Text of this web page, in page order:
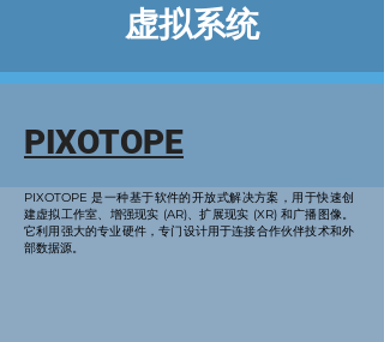
虚拟系统
PIXOTOPE
PIXOTOPE 是一种基于软件的开放式解决方案，用于快速创
建虚拟工作室、增强现实 (AR)、扩展现实 (XR) 和广播图像。
它利用强大的专业硬件，专门设计用于连接合作伙伴技术和外
部数据源。